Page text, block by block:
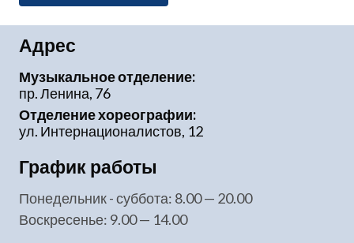
Адрес
Музыкальное отделение:
пр. Ленина, 76
Отделение хореографии:
ул. Интернационалистов, 12
График работы
понедельник - суббота: 8.00 — 20.00
воскресенье: 9.00 — 14.00